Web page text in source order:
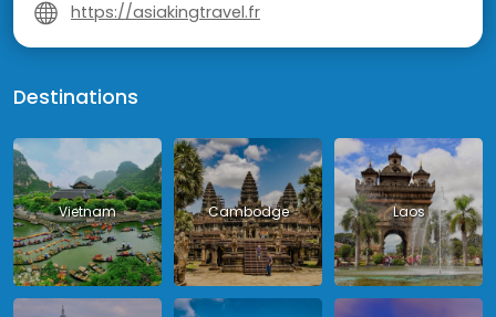
https://asiakingtravel.fr
Destinations
Vietnam Cambodge Laos